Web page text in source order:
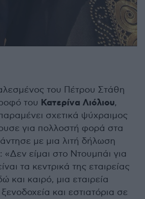
του Πέτρου Στάθη
του Κατερίνα Λιόλιου,
σχετικά ψύχραιμος
για πολλοστή φορά στα
με μια λιτή δήλωση
«Δεν είμαι στο Ντουμπάι για
τα κεντρικά της εταιρείας
και καιρό, μια εταιρεία
και εστιατόρια σε